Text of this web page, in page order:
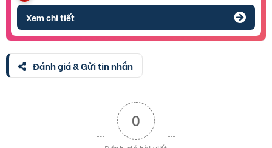
Xem chi tiết
Đánh giá & Gửi tin nhắn
0